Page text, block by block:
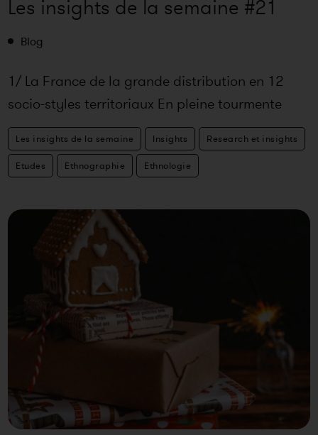
Les insights de la semaine #21
Blog
1/ La France de la grande distribution en 12
socio-styles territoriaux En pleine tourmente
agricole et face à une infla
Les insights de la semaine Insights Research et insights
Etudes Ethnographie Ethnologie